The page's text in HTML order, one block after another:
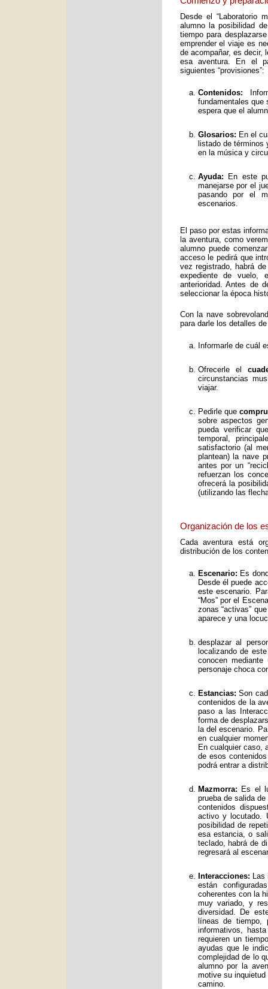
Desde el “Laboratorio
alumno la posibilidad
tiempo para
emprender el viaje es
de acompañar, es decir,
esa aventura. En el
siguientes “provisiones”:
Contenidos:
fundamentales que
espera que el
Glosarios: En el
listado de
en la música y
Ayuda: En este
manejarse por el
pasando por el
escenarios.
El paso por estas
la aventura, como
alumno puede
acceso le pedirá que
vez registrado, habrá
expediente de vuelo,
anterioridad. Antes de
seleccionar la época
Con la nave
para darle los detalles
Informarle de cuál
Ofrecerle el
circunstancias
viajar.
Pedirle que
sobre aspectos
pueda verificar
temporal,
satisfactorio (al
plantean) la nave
antes por un
refuerzan los
ofrecerá la
(utilizando las
Organización de los
Cada aventura está
distribución de los
Escenario: Es
Desde él puede
este escenario.
“Mos” por el
zonas “activas”
aparece y una
desplazar al
localizando de
conocen
personaje choca
Estancias: Son
contenidos de la
paso a las
forma de
la del escenario.
en cualquier
En cualquier caso,
de esos
podrá entrar a
Mazmorra: Es el
prueba de salida
contenidos
activo y locutado.
posibilidad de
esa estancia, o
teclado, habrá de
regresará al
Interacciones: Las
están
coherentes con la
muy variado, y
diversidad. De
líneas de tiempo,
informativos,
requieren un
ayudas que le
complejidad de lo
alumno por la
motive su
camino.